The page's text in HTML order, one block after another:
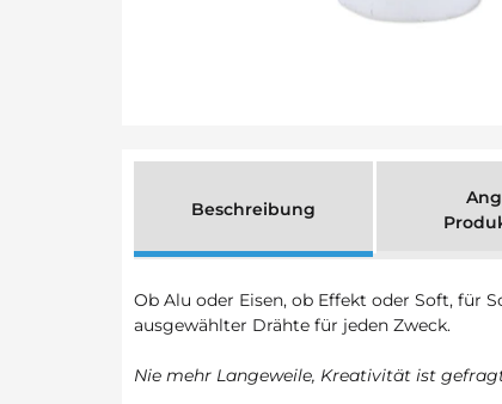
Beschreibung
Ob Alu oder Eisen, ob Effekt oder Soft, für
ausgewählter Drähte für jeden Zweck.
Nie mehr Langeweile, Kreativität ist